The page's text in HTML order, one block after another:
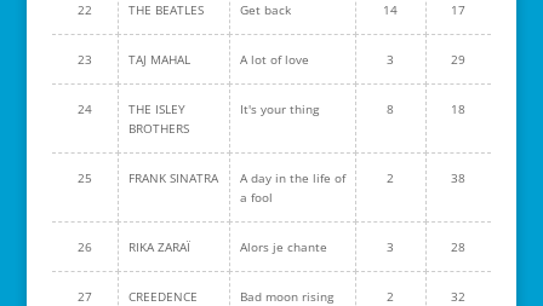
22 THE BEATLES Get back 14 17
23 TAJ MAHAL A lot of love 3 29
24
THE ISLEY
BROTHERS
It's your thing 8 18
25 FRANK SINATRA
A day in the life of
a fool
2 38
26 RIKA ZARAÏ Alors je chante 3 28
27
CREEDENCE
Bad moon rising 2 32